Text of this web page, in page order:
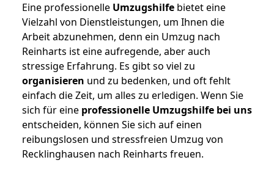
Eine professionelle Umzugshilfe bietet eine
Vielzahl von Dienstleistungen, um Ihnen die
Arbeit abzunehmen, denn ein Umzug nach
Reinharts ist eine aufregende, aber auch
stressige Erfahrung. Es gibt so viel zu
organisieren und zu bedenken, und oft fehlt
einfach die Zeit, um alles zu erledigen. Wenn Sie
sich für eine professionelle Umzugshilfe bei uns
entscheiden, können Sie sich auf einen
reibungslosen und stressfreien Umzug von
Recklinghausen nach Reinharts freuen.